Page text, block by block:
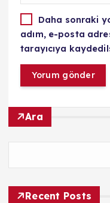
Daha sonraki
adım, e-posta
tarayıcıya
Ara
Recent Posts